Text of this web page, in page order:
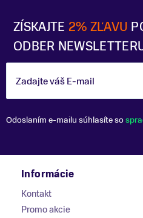
ZÍSKAJTE 2% ZĽAVU
ODBER
Zadajte váš E-mail
Odoslaním e-mailu súhlasíte so
Informácie
Kontakt
Promo akcie